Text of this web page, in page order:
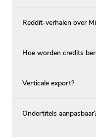
Reddit-verhalen over
Hoe worden credits
Verticale export?
Ondertitels